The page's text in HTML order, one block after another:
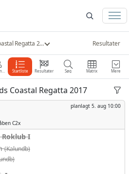
Nordsjællands Coastal Regatta 2017 Resultater
Tilmeldinger Startliste Resultater Søg Matrix Mere
Coastal Regatta 2017
planlagt 5. aug 10:00
C2x
I
(Kalundb)